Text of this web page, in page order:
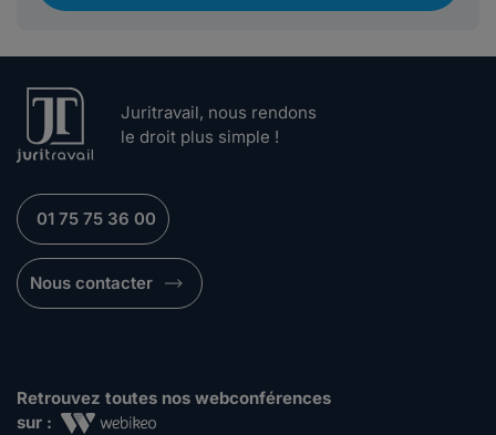
Juritravail, nous rendons
le droit plus simple !
01 75 75 36 00
Nous contacter
Retrouvez toutes nos webconférences
sur :